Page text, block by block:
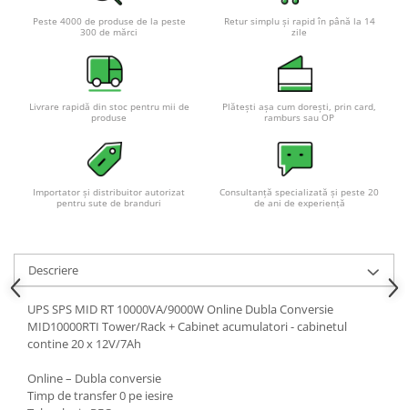
Acumulatori VRLA AGM/GEL /
Tractiune / LiFePo4
Baterii si acumulatori gel si VRLA
Baterii si acumulatori AGM VRLA
de 6-12 V
Acumulatori Moto, ATV
AGM
Deep Cycle - Tractiune/Semi-
Tractiune
Marine & Caravan
APC
Pachete acumulatori VRLA
Sisteme de management (BMS)
Peste 4000 de produse de la peste
300 de mărci
Retur simplu și rapid în până la 14
zile
Livrare rapidă din stoc pentru mii de
produse
Plătești așa cum dorești, prin card,
ramburs sau OP
Importator și distribuitor autorizat
pentru sute de branduri
Consultanță specializată și peste 20
de ani de experiență
Descriere
UPS SPS MID RT 10000VA/9000W Online Dubla Conversie
MID10000RTI Tower/Rack + Cabinet acumulatori - cabinetul
contine 20 x 12V/7Ah
Online – Dubla conversie
Timp de transfer 0 pe iesire